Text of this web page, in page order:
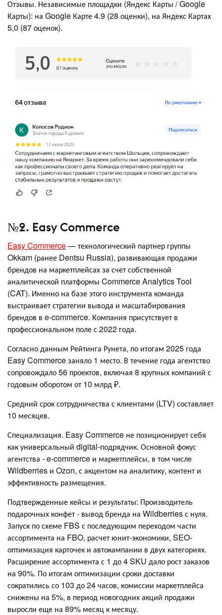
Отзывы. Независимые площадки (Яндекс Карты / Google
Карты): на Google Карте 4.9 (28 оценки), на Яндекс Картах
5,0 (87 оценок).
№2. Easy Commerce
Easy Commerce— технологический партнер группы
Okkam (ранее Dentsu Russia), развивающая продажи
брендов на маркетплейсах за счет собственной
аналитической платформы Commerce Analytics Tool
(CAT). Именно на базе этого инструмента команда
выстраивает стратегии вывода и масштабирования
брендов в e-commerce. Компания присутствует в
профессиональном поле с 2022 года.
Согласно данным Рейтинга Рунета, по итогам 2025 года
Easy Commerce заняло 1 место. В течение года агентство
сопровождало 56 проектов, включая 8 крупных компаний с
годовым оборотом от 10 млрд ₽.
Средний срок сотрудничества с клиентами (LTV) составляет
10 месяцев.
Специализация. Easy Commerce не позиционирует себя
как универсальный digital-подрядчик. Основной фокус
агентства - e-commerce и маркетплейсы, в том числе
Wildberries и Ozon, с акцентом на аналитику, контент и
эффективность размещения.
Подтвержденные кейсы и результаты: Производитель
подарочных конфет - вывод бренда на Wildberries с нуля.
Запуск по схеме FBS с последующим переходом части
ассортимента на FBO, расчет юнит-экономики, SEO-
оптимизация карточек и автокампании в двух категориях.
Расширение ассортимента с 1 до 4 SKU дало рост заказов
на 90%. По итогам оптимизации сроки доставки
сократились со 103 до 24 часов, комиссии маркетплейса
снижены на 5%, в период новогодних акций продажи
выросли еще на 89% месяц к месяцу.